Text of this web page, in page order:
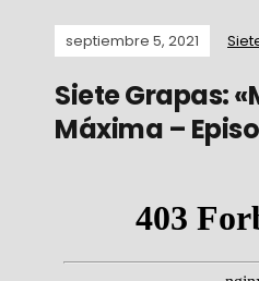
septiembre 5, 2021
Siete Grapas:
Máxima –